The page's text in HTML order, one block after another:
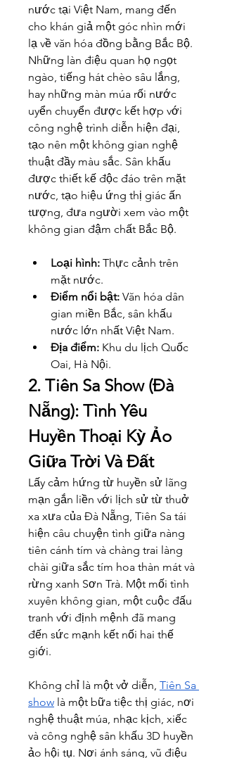
nước tại Việt Nam, mang đến
cho khán giả một góc nhìn mới
lạ về văn hóa đồng bằng Bắc Bộ.
Những làn điệu quan họ ngọt
ngào, tiếng hát chèo sâu lắng,
hay những màn múa rối nước
uyển chuyển được kết hợp với
công nghệ trình diễn hiện đại,
tạo nên một không gian nghệ
thuật đầy màu sắc. Sân khấu
được thiết kế độc đáo trên mặt
nước, tạo hiệu ứng thị giác ấn
tượng, đưa người xem vào một
không gian đậm chất Bắc Bộ.
Loại hình: Thực cảnh trên
mặt nước.
Điểm nổi bật: Văn hóa dân
gian miền Bắc, sân khấu
nước lớn nhất Việt Nam.
Địa điểm: Khu du lịch Quốc
Oai, Hà Nội.
2. Tiên Sa Show (Đà
Nẵng): Tình Yêu
Huyền Thoại Kỳ Ảo
Giữa Trời Và Đất
Lấy cảm hứng từ huyền sử lãng
mạn gắn liền với lịch sử từ thuở
xa xưa của Đà Nẵng, Tiên Sa tái
hiện câu chuyện tình giữa nàng
tiên cánh tím và chàng trai làng
chài giữa sắc tím hoa thàn mát và
rừng xanh Sơn Trà. Một mối tình
xuyên không gian, một cuộc đấu
tranh với định mệnh đã mang
đến sức mạnh kết nối hai thế
giới.
Không chỉ là một vở diễn, Tiên Sa
show là một bữa tiệc thị giác, nơi
nghệ thuật múa, nhạc kịch, xiếc
và công nghệ sân khấu 3D huyền
ảo hội tụ. Nơi ánh sáng, vũ điệu